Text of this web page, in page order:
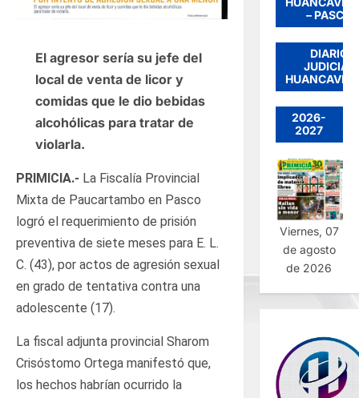
El agresor sería su jefe del
local de venta de licor y
comidas que le dio bebidas
alcohólicas para tratar de
violarla.
PRIMICIA.- La Fiscalía Provincial
Mixta de Paucartambo en Pasco
logró el requerimiento de prisión
preventiva de siete meses para E. L.
C. (43), por actos de agresión sexual
en grado de tentativa contra una
adolescente (17).
La fiscal adjunta provincial Sharom
Crisóstomo Ortega manifestó que,
los hechos habrían ocurrido la
– PASCO
DIARIO
JUDICIAL
2026-
2027
Viernes, 07
de agosto
de 2026